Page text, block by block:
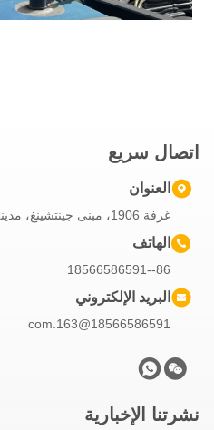
اتصال سريع
العنوان
غرفة 1906، مبنى جينتشينغ، مدينة تشانغبينغ، دونغغغوان، الصين
الهاتف
86--18566586591
البريد الإلكتروني
18566586591@163.com
نشرتنا الإخبارية